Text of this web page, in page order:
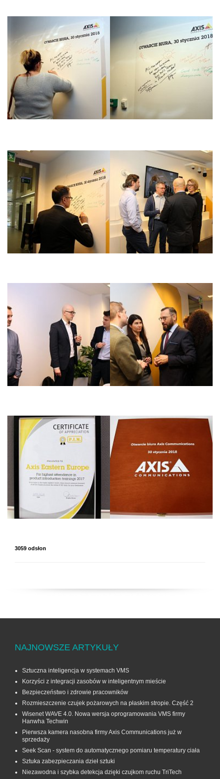
3059 odsłon
NAJNOWSZE ARTYKUŁY
Sztuczna inteligencja w systemach VMS
Korzyści z integracji zasobów w inteligentnym mieście
Bezpieczeństwo i zdrowie pracowników
Rozmieszczenie czujek pożarowych na płaskim stropie. Część 2
Wisenet WAVE 4.0. Nowa wersja oprogramowania VMS firmy
Hanwha Techwin
Pierwsza kamera nasobna firmy Axis Communications już w
sprzedaży
Seek Scan - system do automatycznego pomiaru temperatury ciała
Sztuka zabezpieczania dzieł sztuki
Niezawodna i szybka detekcja dzięki czujkom ruchu TriTech